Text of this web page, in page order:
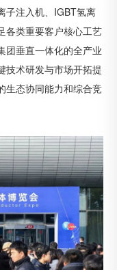
子注入机、IGBT氢离
各类重要客户核心工艺
团垂直一体化的全产业
技术研发与市场开拓提
生态协同能力和综合竞